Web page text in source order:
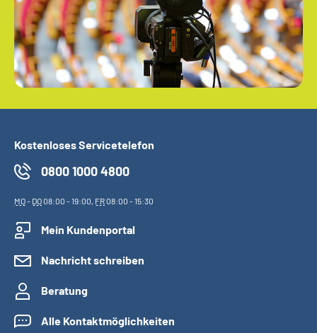
Kostenloses Servicetelefon
0800 1000 4800
MO- DO08:00 - 19:00, FR08:00 - 15:30
Mein Kundenportal
Nachricht schreiben
Beratung
Alle Kontaktmöglichkeiten